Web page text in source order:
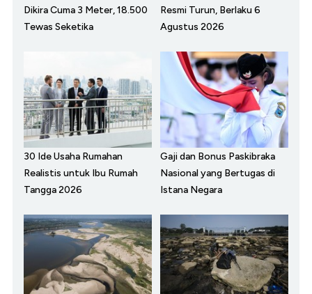
Dikira Cuma 3 Meter, 18.500
Tewas Seketika
Resmi Turun, Berlaku 6
Agustus 2026
30 Ide Usaha Rumahan
Realistis untuk Ibu Rumah
Tangga 2026
Gaji dan Bonus Paskibraka
Nasional yang Bertugas di
Istana Negara